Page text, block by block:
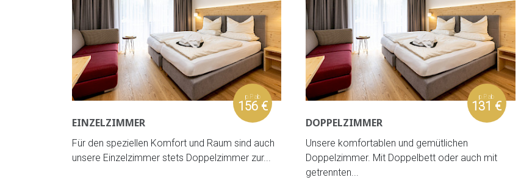
p.P. ab
156 €
EINZELZIMMER
Für den speziellen Komfort und Raum sind auch
unsere Einzelzimmer stets Doppelzimmer zur...
p.P. ab
131 €
DOPPELZIMMER
Unsere komfortablen und gemütlichen
Doppelzimmer. Mit Doppelbett oder auch mit
getrennten...